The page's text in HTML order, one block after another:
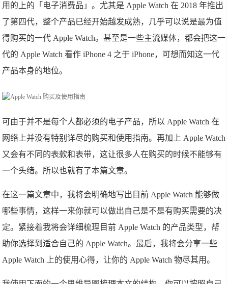
用的上的「电子消费品」。尤其是 Apple Watch 在 2018 年推出
了第四代，整个产品已经开始越发成熟，几乎可以说是最为值
得购买的一代 Apple Watch。甚至是一些主流媒体，都会把这一
代的 Apple Watch 看作 iPhone 4 之于 iPhone，可想而知这一代
产品本身的地位。
可由于并不是每个人都必须的电子产品，所以 Apple Watch 在
网络上并没有特别详尽的购买和使用指南。再加上 Apple Watch
又会有不同的表款和表带，这让很多人在购买的时候不能够有
一个头绪。所以也就有了本篇文章。
在这一篇文章中，我将会明确地写出目前 Apple Watch 能够做
哪些事情，这样一来你就可以做出自己是不是有购买需要的决
定。紧接着我将会详细梳理目前 Apple Watch 的产品类型，帮
助你选择到适合自己的 Apple Watch。最后，我将会分享一些
Apple Watch 上的使用心得，让你的 Apple Watch 物尽其用。